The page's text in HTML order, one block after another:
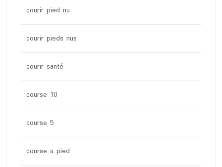
courir pied nu
courir pieds nus
courir santé
course 10
course 5
course a pied